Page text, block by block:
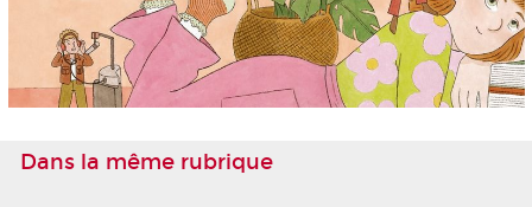
Dans la même rubrique